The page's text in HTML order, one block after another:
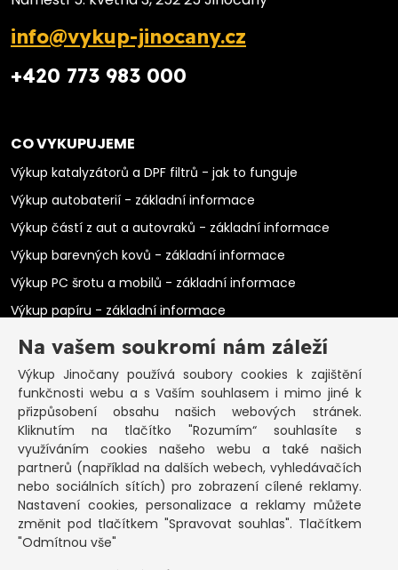
info@vykup-jinocany.cz
+420 773 983 000
CO VYKUPUJEME
Výkup katalyzátorů a DPF filtrů - jak to funguje
Výkup autobaterií - základní informace
Výkup částí z aut a autovraků - základní informace
Výkup barevných kovů - základní informace
Výkup PC šrotu a mobilů - základní informace
Výkup papíru - základní informace
Výkup elektromotorů - základní informace
PRAKTICKÉ INFORMACE
Pozastavená živnost
Co vykoupíme na občanku?
Podmínky výkupu
Formuláře ke stažení
SEPNO - návod
Ochrana osobních údajů a informace cookies
Na vašem soukromí nám záleží
Výkup Jinočany používá soubory cookies k zajištění
funkčnosti webu a s Vaším souhlasem i mimo jiné k
přizpůsobení obsahu našich webových stránek.
Kliknutím na tlačítko "Rozumím“ souhlasíte s
využíváním cookies našeho webu a také našich
partnerů (například na dalších webech, vyhledávačích
nebo sociálních sítích) pro zobrazení cílené reklamy.
Nastavení cookies, personalizace a reklamy můžete
změnit pod tlačítkem "Spravovat souhlas". Tlačítkem
"Odmítnou vše"